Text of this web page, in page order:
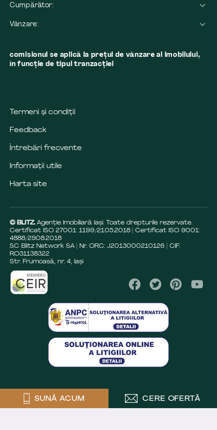
SUNĂ ACUM CERE OFERTĂ
Cumpărător:
Vânzare:
comisionul se aplică la preţul de vânzare al imobilului,
în funcţie de tipul tranzacţiei
Termeni și condiții
Feedback
Întrebări frecvente
Informații utile
Harta site
© BLITZ. Agenție Imobiliară Iaşi. Toate drepturile rezervate.
Certificat ISO 27001: 1199/21.05.2018 | Certificat ISO 9001:
4888/29.08.2018
SC Blitz Network SA | Nr. ORC: J2013000210126 | CIF:
RO31138322
Str. Frumoasă, nr. 4, Iași